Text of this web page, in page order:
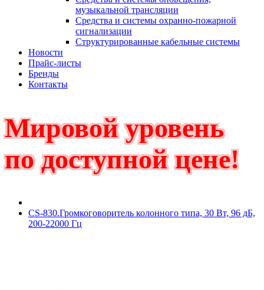
музыкальной трансляции
Средства и системы охранно-пожарной
сигнализации
Структурированные кабельные системы
Новости
Прайс-листы
Бренды
Контакты
Мировой уровень
по доступной цене!
CS-830.Громкоговоритель колонного типа, 30 Вт, 96 дБ,
200-22000 Гц